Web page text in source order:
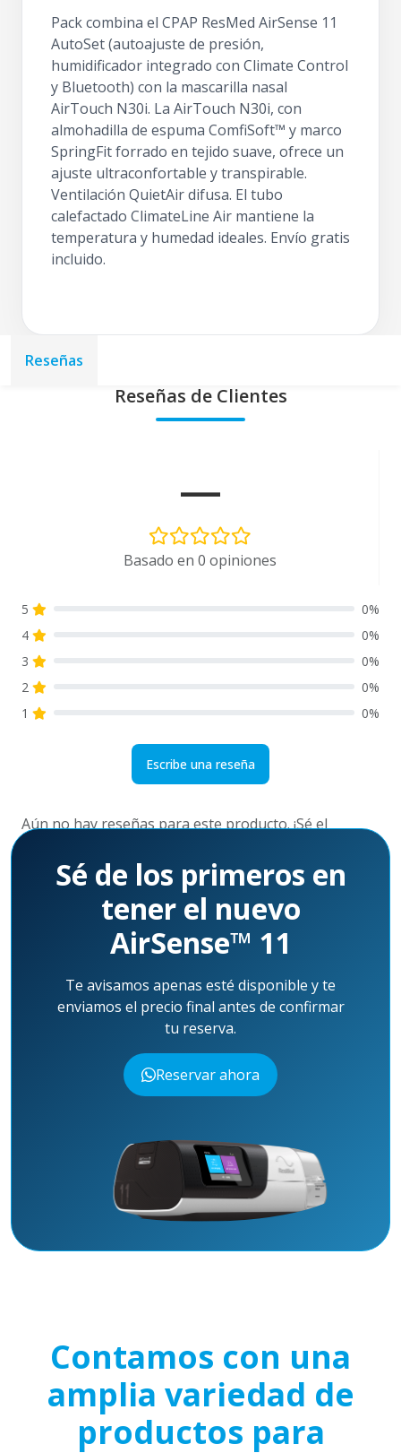
Pack combina el CPAP ResMed AirSense 11
AutoSet (autoajuste de presión,
humidificador integrado con Climate Control
y Bluetooth) con la mascarilla nasal
AirTouch N30i. La AirTouch N30i, con
almohadilla de espuma ComfiSoft™ y marco
SpringFit forrado en tejido suave, ofrece un
ajuste ultraconfortable y transpirable.
Ventilación QuietAir difusa. El tubo
calefactado ClimateLine Air mantiene la
temperatura y humedad ideales. Envío gratis
incluido.
Reseñas
Reseñas de Clientes
—
Basado en 0 opiniones
5
0%
4
0%
3
0%
2
0%
1
0%
Escribe una reseña
Aún no hay reseñas para este producto. ¡Sé el
Sé de los primeros en
tener el nuevo
AirSense™ 11
Te avisamos apenas esté disponible y te
enviamos el precio final antes de confirmar
tu reserva.
Reservar ahora
Contamos con una
amplia variedad de
productos para